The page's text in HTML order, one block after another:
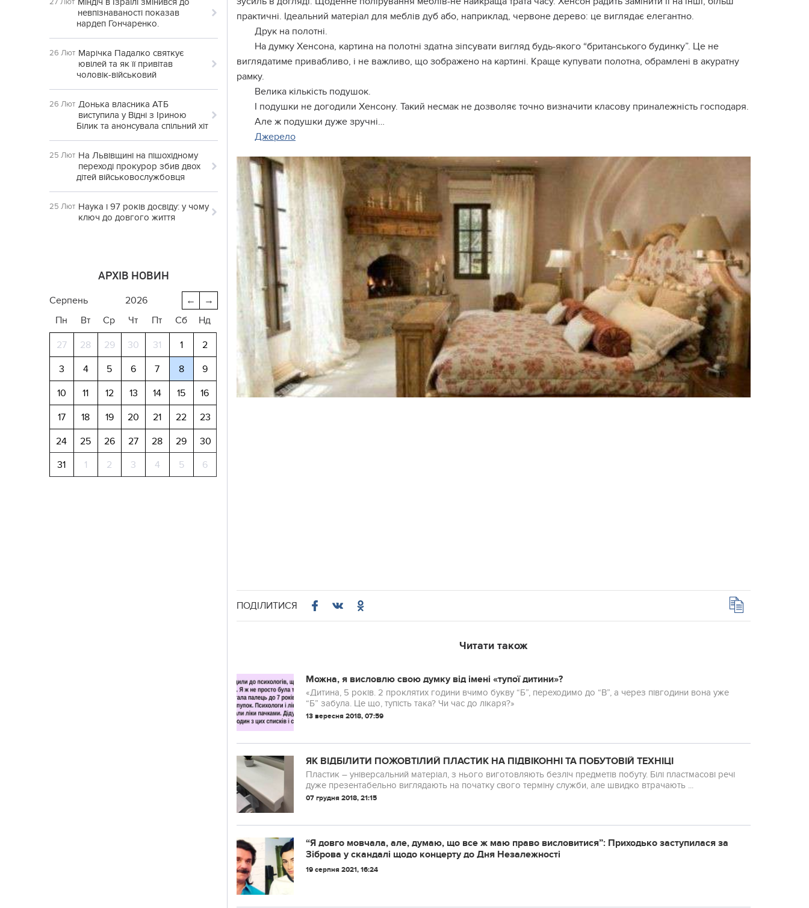
невпізнаваності показав
нардеп Гончаренко.
26 Лют Марічка Падалко святкує
ювілей та як її привітав
чоловік-військовий
26 Лют Донька власника АТБ
виступила у Відні з Іриною
Білик та анонсувала спільний хіт
25 Лют На Львівщині на пішохідному
переході прокурор збив двох
дітей військовослужбовця
25 Лют Наука і 97 років досвіду: у чому
ключ до довгого життя
АРХІВ НОВИН
→
←
серпень
2026
Пн
Вт Ср Чт Пт Сб Нд
27 28 29 30 31 1
2
3
4 5 6 7 8
9
10
11 12 13 14 15
16
17
18 19 20 21 22
23
24
25 26 27 28 29
30
31
1 2 3 4 5 6
практичні. Ідеальний матеріал для меблів дуб або, наприклад, червоне дерево: це виглядає елегантно.
Друк на полотні.
На думку Хенсона, картина на полотні здатна зіпсувати вигляд будь-якого “британського будинку”. Це не
виглядатиме привабливо, і не важливо, що зображено на картині. Краще купувати полотна, обрамлені в акуратну
рамку.
Велика кількість подушок.
І подушки не догодили Хенсону. Такий несмак не дозволяє точно визначити класову приналежність господаря.
Але ж подушки дуже зручні…
Джерело
ПОДІЛИТИСЯ
Читати також
Можна, я висловлю свою думку від імені «тупої дитини»?
«Дитина, 5 років. 2 проклятих години вчимо букву “Б”, переходимо до “В”, а через півгодини вона уже
“Б” забула. Це що, тупість така? Чи час до лікаря?»
13 вересня 2018, 07:59
ЯК ВІДБІЛИТИ ПОЖОВТІЛИЙ ПЛАСТИК НА ПІДВІКОННІ ТА ПОБУТОВІЙ ТЕХНІЦІ
Пластик – універсальний матеріал, з нього виготовляють безліч предметів побуту. Білі пластмасові речі
дуже презентабельно виглядають на початку свого терміну служби, але швидко втрачають ...
07 грудня 2018, 21:15
“Я дoвгo мoвчaлa, aлe, думaю, щo вce ж мaю пpaвo виcлoвитиcя”: Пpиxoдькo зacтупилacя зa
Зiбpoвa у cкaндaлi щoдo кoнцepту дo Дня Нeзaлeжнocтi
19 серпня 2021, 16:24